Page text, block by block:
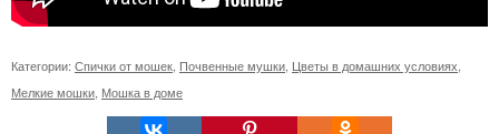
Категории: Спички от мошек Почвенные мушки Цветы в домашних условиях
Мелкие мошки Мошка в доме